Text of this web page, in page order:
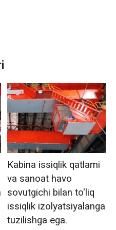
Kabina issiqlik qatlami
va sanoat havo
sovutgichi bilan to'liq
issiqlik izolyatsiyalangan
tuzilishga ega.